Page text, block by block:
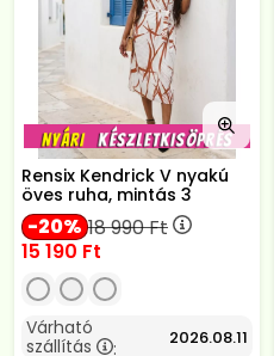
Rensix Kendrick V nyakú
öves ruha, mintás 3
20 18 990Ft
15 190 Ft
Várható
szállítás
: 2026.08.11